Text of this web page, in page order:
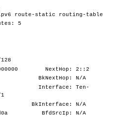
ipv6 route-static routing-table
5
NextHop: 2::2
A BkNextHop: N/A
Interface: Ten-
BkInterface: N/A
BfdSrcIp: N/A